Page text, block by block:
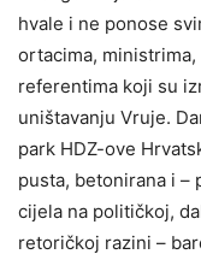
hvale i ne ponose
ortacima,
referentima koji su
uništavanju Vruje.
park HDZ-ove
pusta, betonirana i –
cijela na političkoj,
retoričkoj razini –